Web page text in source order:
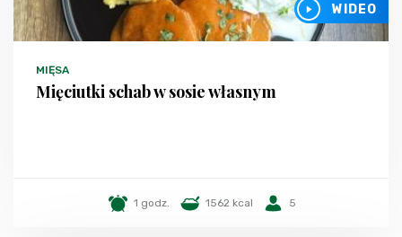
WIDEO
MIĘSA
Mięciutki schab w sosie własnym
1 godz. 1562 kcal 5